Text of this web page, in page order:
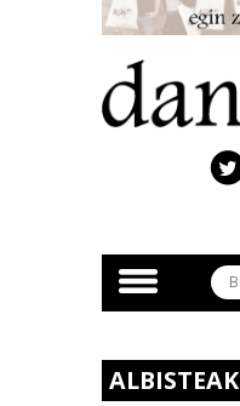
ALBISTEAK